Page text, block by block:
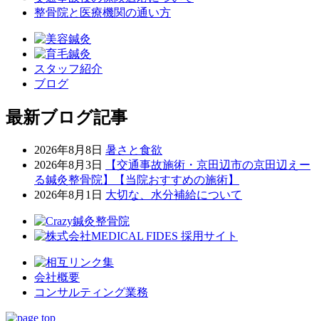
整骨院と医療機関の通い方
スタッフ紹介
ブログ
最新ブログ記事
2026年8月8日 暑さと食欲
2026年8月3日
【交通事故施術・京田辺市の京田辺えー
る鍼灸整骨院】【当院おすすめの施術】
2026年8月1日 大切な、水分補給について
会社概要
コンサルティング業務